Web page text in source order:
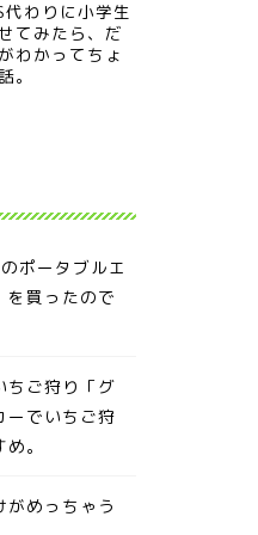
わりに小学生
てみたら、だ
わかってちょ
。
ポータブルエ
を買ったので
ちご狩り「グ
ーでいちご狩
。
がめっちゃう